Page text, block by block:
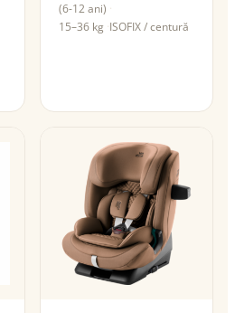
(6-12 ani)
15–36 kg ISOFIX / centură